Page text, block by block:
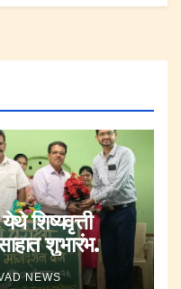
शिष्यवृत्ती
शुभारंभ.
NEWS